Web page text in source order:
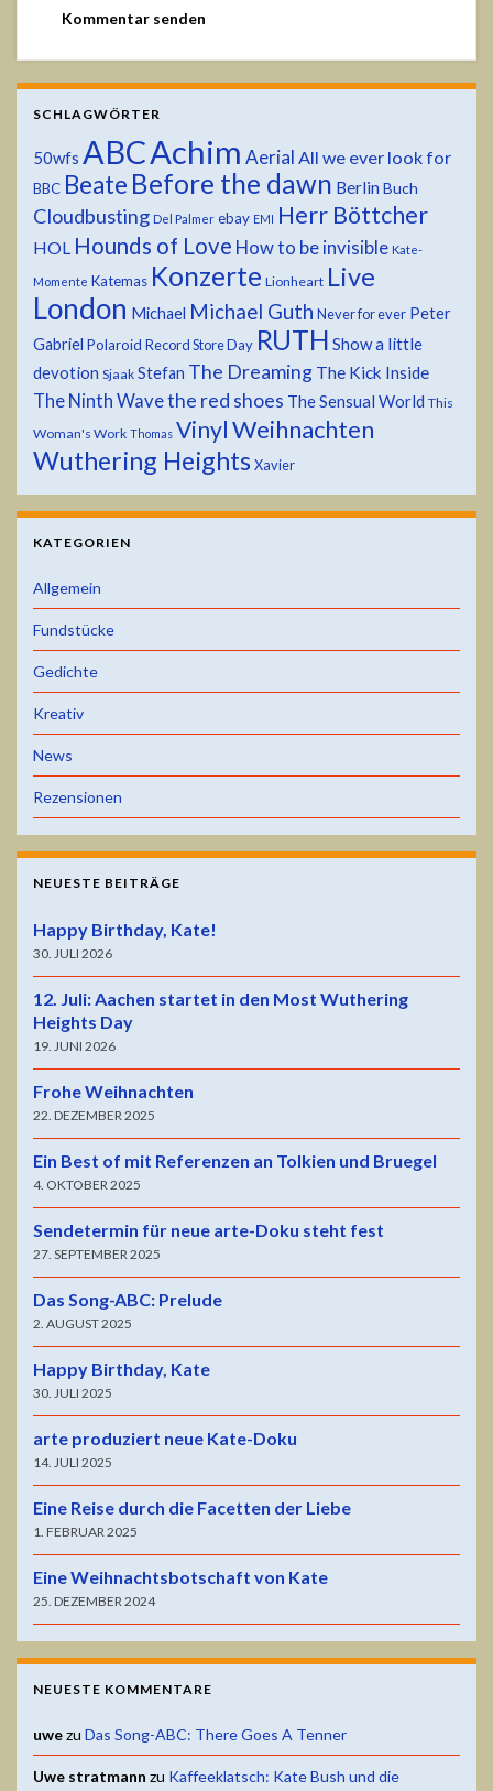
SCHLAGWÖRTER
50wfs ABCAchim Aerial All we ever look for
BBC Beate Before the dawn Berlin Buch
Cloudbusting Del Palmer ebay EMI Herr Böttcher
HOL Hounds of Love How to be invisible Kate-
Momente Katemas Konzerte Lionheart Live
London Michael Michael Guth Never for ever Peter
Gabriel Polaroid Record Store Day RUTH Show a little
devotion Sjaak Stefan The Dreaming The Kick Inside
The Ninth Wavethe red shoes The Sensual World This
Woman's Work Thomas VinylWeihnachten
Wuthering Heights Xavier
KATEGORIEN
Allgemein
Fundstücke
Gedichte
Kreativ
News
Rezensionen
NEUESTE BEITRÄGE
Happy Birthday, Kate!
30. JULI 2026
12. Juli: Aachen startet in den Most Wuthering
Heights Day
19. JUNI 2026
Frohe Weihnachten
22. DEZEMBER 2025
Ein Best of mit Referenzen an Tolkien und Bruegel
4. OKTOBER 2025
Sendetermin für neue arte-Doku steht fest
27. SEPTEMBER 2025
Das Song-ABC: Prelude
2. AUGUST 2025
Happy Birthday, Kate
30. JULI 2025
arte produziert neue Kate-Doku
14. JULI 2025
Eine Reise durch die Facetten der Liebe
1. FEBRUAR 2025
Eine Weihnachtsbotschaft von Kate
25. DEZEMBER 2024
NEUESTE KOMMENTARE
uwezu Das Song-ABC: There Goes A Tenner
Uwe stratmann zu Kaffeeklatsch: Kate Bush und die